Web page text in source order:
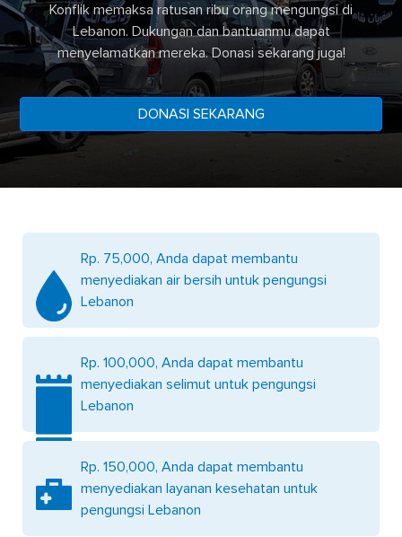
DONASI SEKARANG
Konflik memaksa ratusan ribu orang mengungsi di
Lebanon. Dukungan dan bantuanmu dapat
menyelamatkan mereka. Donasi sekarang juga!
Rp. 75,000, Anda dapat membantu
menyediakan air bersih untuk pengungsi
Lebanon
Rp. 100,000, Anda dapat membantu
menyediakan selimut untuk pengungsi
Lebanon
Rp. 150,000, Anda dapat membantu
menyediakan layanan kesehatan untuk
pengungsi Lebanon